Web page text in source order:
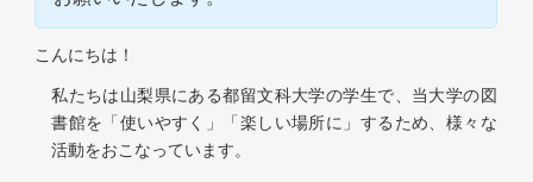
こんにちは！
私たちは山梨県にある都留文科大学の学生で、当大学の図
書館を「使いやすく」「楽しい場所に」するため、様々な
活動をおこなっています。